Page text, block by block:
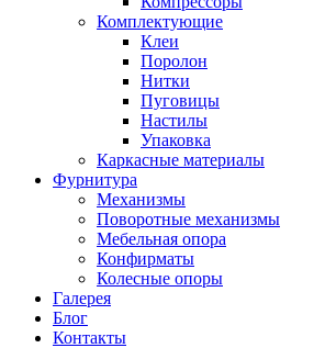
Комплектующие
Клеи
Поролон
Нитки
Пуговицы
Настилы
Упаковка
Каркасные материалы
Фурнитура
Механизмы
Поворотные механизмы
Мебельная опора
Конфирматы
Колесные опоры
Галерея
Блог
Контакты